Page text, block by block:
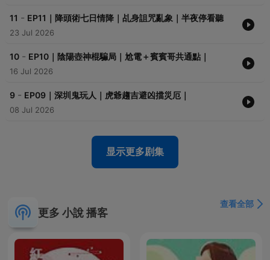
11 - EP11｜降頭術七日情降｜乩身詛咒亂象｜半夜停看聽
23 Jul 2026
10 - EP10｜陰陽壺神棍騙局｜尬電＋賓賓哥共通點｜
16 Jul 2026
9 - EP09｜深圳鬼玩人｜虎爺趨吉避凶擋災厄｜
08 Jul 2026
显示更多剧集
更多 小說 播客
查看全部